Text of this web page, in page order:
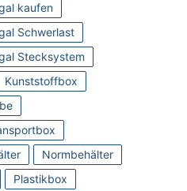
kaufen
Schwerlast
Stecksystem
Kunststoffbox
Normbehälter
Plastikbox